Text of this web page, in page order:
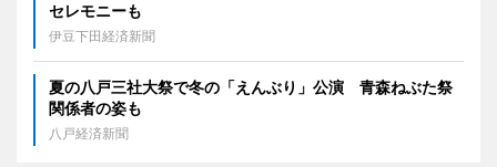
セレモニーも
伊豆下田経済新聞
夏の八戸三社大祭で冬の「えんぶり」公演 青森ねぶた祭
関係者の姿も
八戸経済新聞